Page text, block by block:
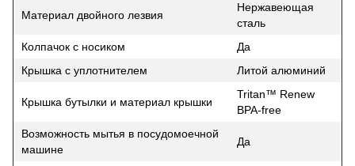
Материал двойного лезвия
Нержавеющая
сталь
Колпачок с носиком
Да
Крышка с уплотнителем
Литой алюминий
Крышка бутылки и материал крышки
Tritan™ Renew
BPA-free
Возможность мытья в посудомоечной
машине
Да